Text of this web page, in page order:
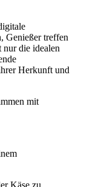
Genießer treffen
nur die idealen
Herkunft und